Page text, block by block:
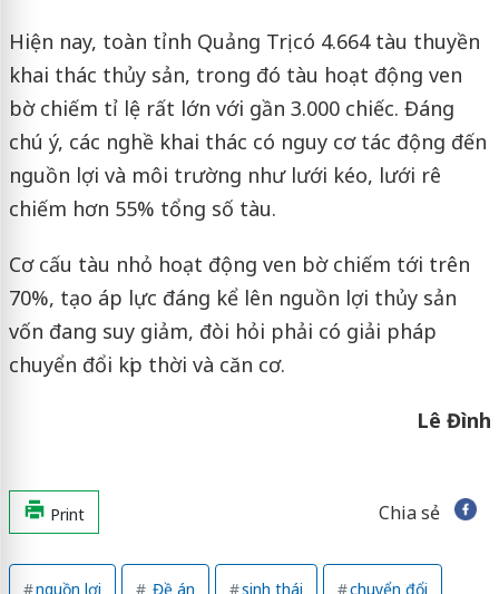
Hiện nay, toàn tỉnh Quảng Trị có 4.664 tàu thuyền
khai thác thủy sản, trong đó tàu hoạt động ven
bờ chiếm tỉ lệ rất lớn với gần 3.000 chiếc. Đáng
chú ý, các nghề khai thác có nguy cơ tác động đến
nguồn lợi và môi trường như lưới kéo, lưới rê
chiếm hơn 55% tổng số tàu.
Cơ cấu tàu nhỏ hoạt động ven bờ chiếm tới trên
70%, tạo áp lực đáng kể lên nguồn lợi thủy sản
vốn đang suy giảm, đòi hỏi phải có giải pháp
chuyển đổi kịp thời và căn cơ.
Lê Đình
Print Chia sẻ
nguồn lợi Đề án sinh thái chuyển đổi